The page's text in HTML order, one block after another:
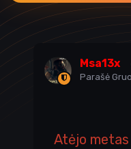
Msa13x
Parašė
Atėjo metas